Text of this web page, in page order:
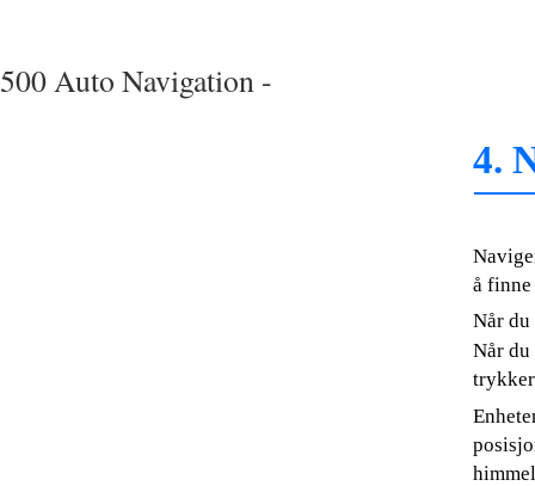
500 Auto Navigation -
4.
å
Når
Når